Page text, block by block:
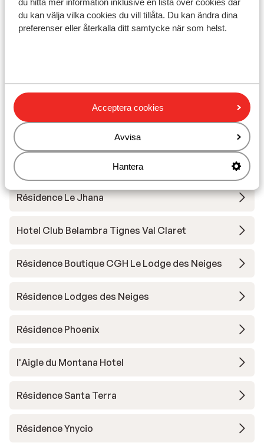
du hitta mer information inklusive en lista över cookies där
du kan välja vilka cookies du vill tillåta. Du kan ändra dina
preferenser eller återkalla ditt samtycke när som helst.
Acceptera cookies
Avvisa
Hantera
Utrustning
Hotel Voulezvous
Chalet Skadi - Extra lägenheter
Résidence Le Jhana
Hotel Club Belambra Tignes Val Claret
Résidence Boutique CGH Le Lodge des Neiges
Résidence Lodges des Neiges
Résidence Phoenix
l'Aigle du Montana Hotel
Résidence Santa Terra
Résidence Ynycio